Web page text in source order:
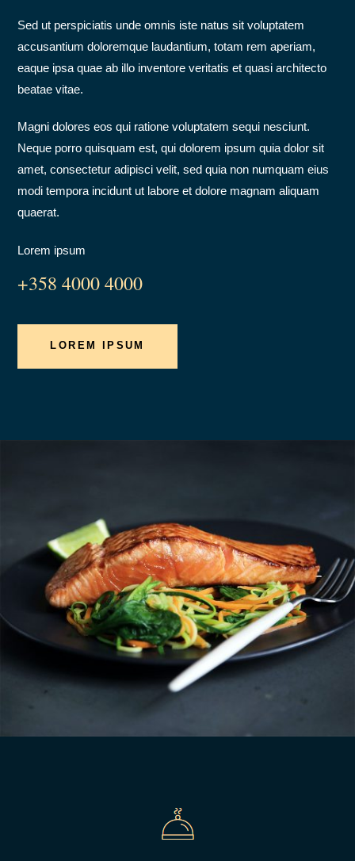
Sed ut perspiciatis unde omnis iste natus sit voluptatem
accusantium doloremque laudantium, totam rem aperiam,
eaque ipsa quae ab illo inventore veritatis et quasi architecto
beatae vitae.
Magni dolores eos qui ratione voluptatem sequi nesciunt.
Neque porro quisquam est, qui dolorem ipsum quia dolor sit
amet, consectetur adipisci velit, sed quia non numquam eius
modi tempora incidunt ut labore et dolore magnam aliquam
quaerat.
Lorem ipsum
+358 4000 4000
LOREM IPSUM